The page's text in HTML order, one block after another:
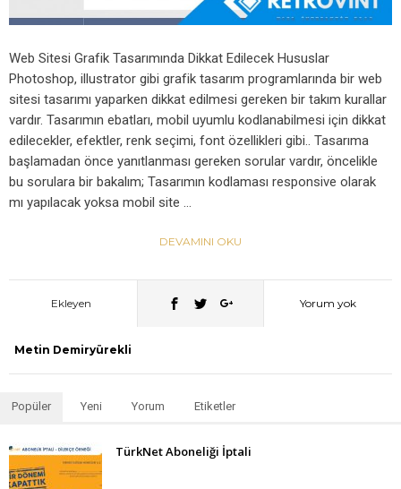
Web Sitesi Grafik Tasarımında Dikkat Edilecek Hususlar
Photoshop, illustrator gibi grafik tasarım programlarında bir web
sitesi tasarımı yaparken dikkat edilmesi gereken bir takım kurallar
vardır. Tasarımın ebatları, mobil uyumlu kodlanabilmesi için dikkat
edilecekler, efektler, renk seçimi, font özellikleri gibi.. Tasarıma
başlamadan önce yanıtlanması gereken sorular vardır, öncelikle
bu sorulara bir bakalım; Tasarımın kodlaması responsive olarak
mı yapılacak yoksa mobil site …
DEVAMINI OKU
Ekleyen
Metin Demiryürekli
Yorum yok
Popüler Yeni Yorum Etiketler
TürkNet Aboneliği İptali